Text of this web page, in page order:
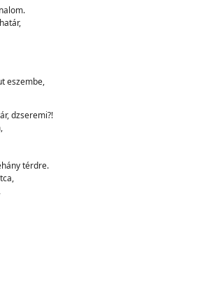
eszembe,
dzseremi?!
térdre.